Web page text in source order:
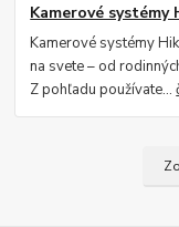
Kamerové systémy
Kamerové systémy
na svete – od
Z pohľadu používate...